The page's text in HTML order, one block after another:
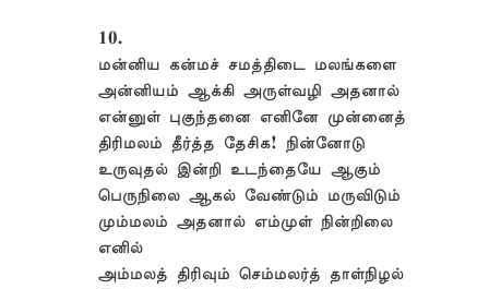
10.
மன்னிய கன்மச் சமத்திடை மலங்களை
அன்னியம் ஆக்கி அருள்வழி அதனால்
என்னுள் புகுந்தனை எனினே முன்னைத்
திரிமலம் தீர்த்த தேசிக! நின்னோடு
உருவுதல் இன்றி உடந்தையே ஆகும்
பெருநிலை ஆகல் வேண்டும் மருவிடும்
மும்மலம் அதனால் எம்முள் நின்றிலை
எனில்
அம்மலத் திரிவும் செம்மலர்த் தாள்நிழல்